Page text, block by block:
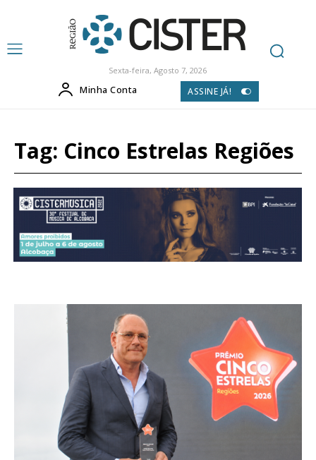
Sexta-feira, Agosto 7, 2026
Minha Conta ASSINE JÁ!
Tag: Cinco Estrelas Regiões